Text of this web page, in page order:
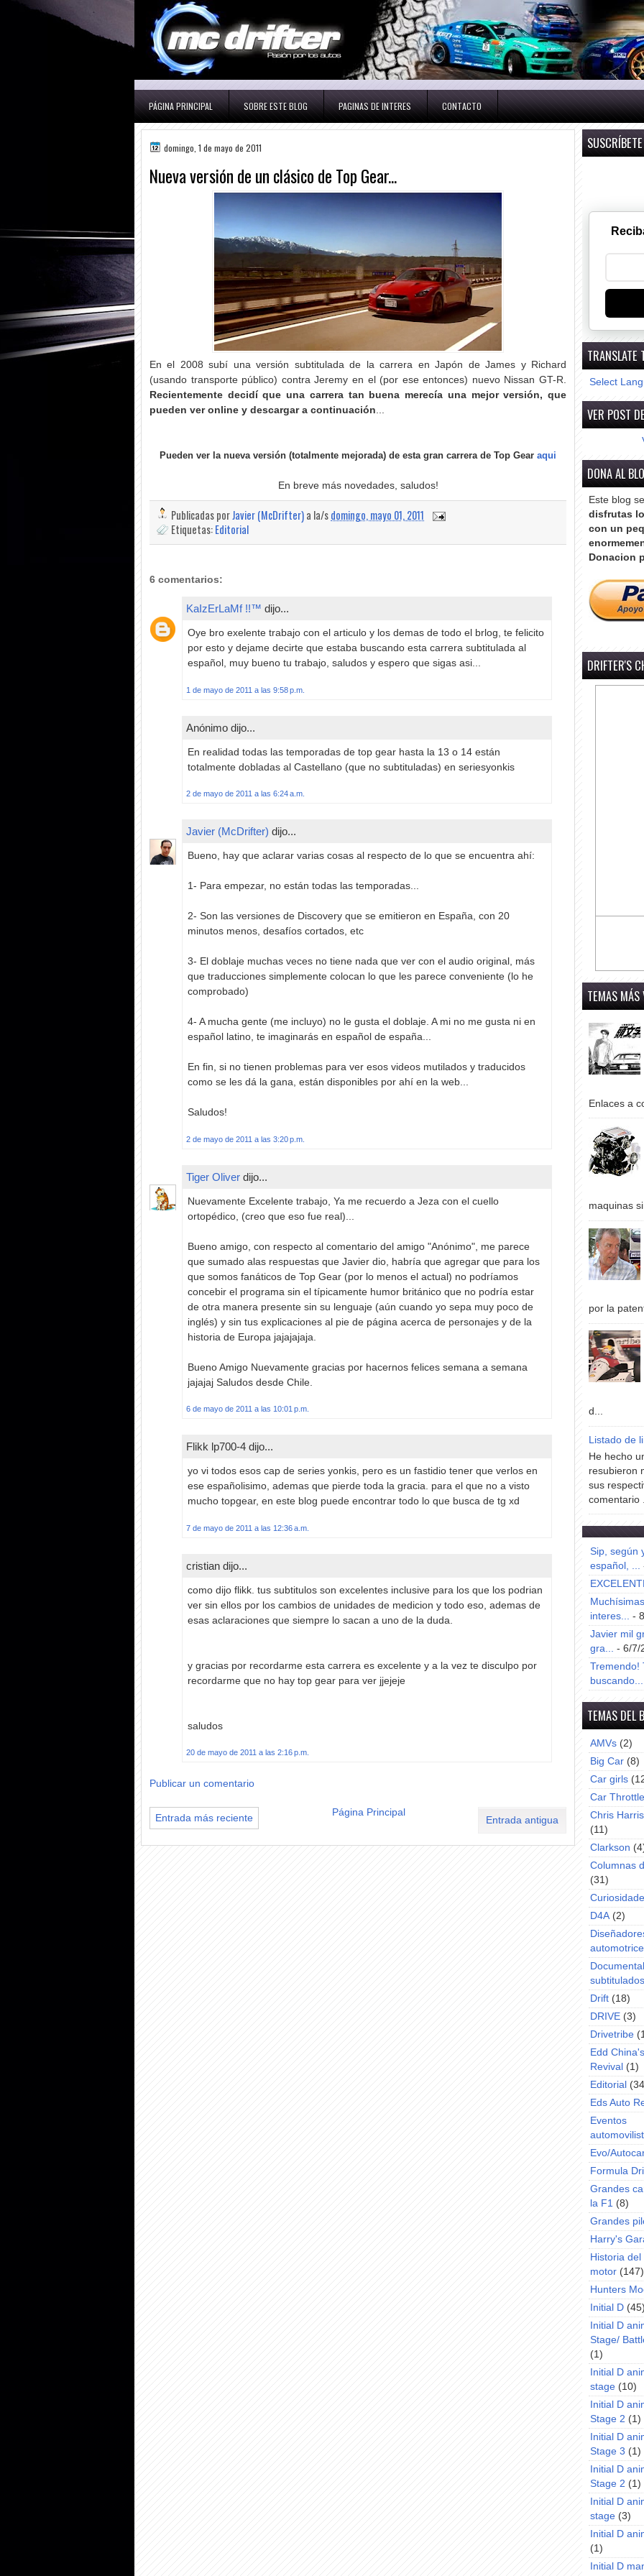
PÁGINA PRINCIPAL SOBRE ESTE BLOG PAGINAS DE INTERES CONTACTO
domingo, 1 de mayo de 2011
Nueva versión de un clásico de Top Gear...
En el 2008 subí una versión subtitulada de la carrera en Japón de James y Richard
(usando transporte público) contra Jeremy en el (por ese entonces) nuevo Nissan GT-R.
Recientemente decidí que una carrera tan buena merecía una mejor versión, que
pueden ver online y descargar a continuación
Pueden ver la nueva versión (totalmente mejorada) de esta gran carrera de Top Gear aqui
En breve más novedades, saludos!
Publicadas porJavier (McDrifter)a la/sdomingo, mayo 01, 2011
Etiquetas:Editorial
6 comentarios:
KaIzErLaMf !!™ dijo...
Oye bro exelente trabajo con el articulo y los demas de todo el brlog, te felicito
por esto y dejame decirte que estaba buscando esta carrera subtitulada al
español, muy bueno tu trabajo, saludos y espero que sigas asi...
1 de mayo de 2011 a las 9:58 p.m.
Anónimo dijo...
En realidad todas las temporadas de top gear hasta la 13 o 14 están
totalmente dobladas al Castellano (que no subtituladas) en seriesyonkis
2 de mayo de 2011 a las 6:24 a.m.
Javier (McDrifter) dijo...
Bueno, hay que aclarar varias cosas al respecto de lo que se encuentra ahí:
1- Para empezar, no están todas las temporadas...
2- Son las versiones de Discovery que se emitieron en España, con 20
minutos menos, desafíos cortados, etc
3- El doblaje muchas veces no tiene nada que ver con el audio original, más
que traducciones simplemente colocan lo que les parece conveniente (lo he
comprobado)
4- A mucha gente (me incluyo) no le gusta el doblaje. A mi no me gusta ni en
español latino, te imaginarás en español de españa...
En fin, si no tienen problemas para ver esos videos mutilados y traducidos
como se les dá la gana, están disponibles por ahí en la web...
Saludos!
2 de mayo de 2011 a las 3:20 p.m.
Tiger Oliver dijo...
Nuevamente Excelente trabajo, Ya me recuerdo a Jeza con el cuello
ortopédico, (creo que eso fue real)...
Bueno amigo, con respecto al comentario del amigo "Anónimo", me parece
que sumado alas respuestas que Javier dio, habría que agregar que para los
que somos fanáticos de Top Gear (por lo menos el actual) no podríamos
concebir el programa sin el típicamente humor británico que no podría estar
de otra manera presente sin su lenguaje (aún cuando yo sepa muy poco de
inglés) y sin tus explicaciones al pie de página acerca de personajes y de la
historia de Europa jajajajaja.
Bueno Amigo Nuevamente gracias por hacernos felices semana a semana
jajajaj Saludos desde Chile.
6 de mayo de 2011 a las 10:01 p.m.
Flikk lp700-4 dijo...
yo vi todos esos cap de series yonkis, pero es un fastidio tener que verlos en
ese españolisimo, ademas que pierde toda la gracia. para el que no a visto
mucho topgear, en este blog puede encontrar todo lo que busca de tg xd
7 de mayo de 2011 a las 12:36 a.m.
cristian dijo...
como dijo flikk. tus subtitulos son excelentes inclusive para los que los podrian
ver sin ellos por los cambios de unidades de medicion y todo eso, ademas de
esas aclaraciones que siempre lo sacan a uno de la duda.
y gracias por recordarme esta carrera es excelente y a la vez te disculpo por
recordarme que no hay top gear para ver jjejeje
saludos
20 de mayo de 2011 a las 2:16 p.m.
Publicar un comentario
Entrada más reciente Entrada antigua
Página Principal
TRANSLATE
Select
VER POST
DONA AL
Este blog
disfrutas
con un
Donacion
DRIFTER'S
TEMAS MÁS
Enlaces a
maquinas
por la
d...
Listado de
He hecho
resubieron
sus
comentario
Sip, según
español, ...
interes... -
Javier mil
gra... - 6/7/
Tremendo!
buscando...
TEMAS DEL
AMVs (2)
Big Car (8)
Car girls
Car Throttle
Chris
(11)
Clarkson
Columnas
(31)
D4A (2)
subtitulados
Drift (18)
DRIVE (3)
Drivetribe
Edd
Revival (1)
Editorial
Eds Auto
Eventos
Evo/
Formula
Grandes
la F1 (8)
Grandes
Harry's
Historia
motor (147)
Hunters
Initial D
Initial D
Stage/
(1)
Initial D
stage (10)
Initial D
Stage 2 (1)
Initial D
Stage 3 (1)
Initial D
Stage 2 (1)
Initial D
stage (3)
Initial D
(1)
Initial D